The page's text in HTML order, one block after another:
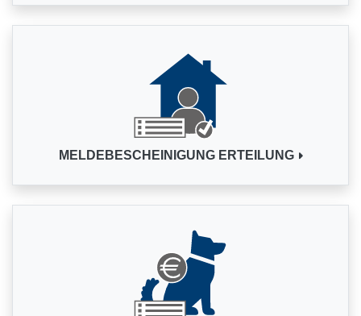
MELDEBESCHEINIGUNG ERTEILUNG